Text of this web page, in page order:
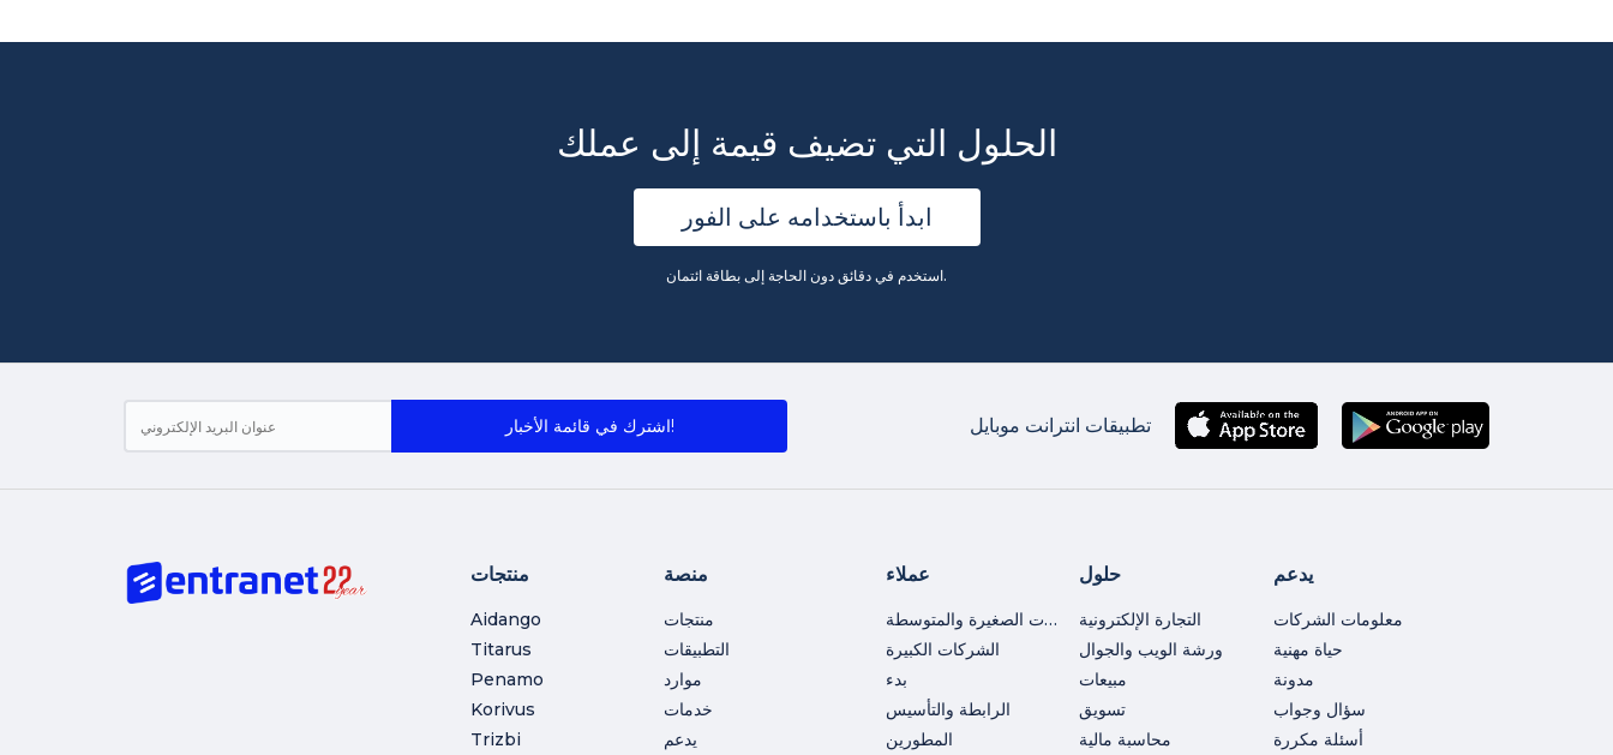
الحلول التي تضيف قيمة إلى عملك
ابدأ باستخدامه على الفور
استخدم في دقائق دون الحاجة إلى بطاقة ائتمان.
اشترك في قائمة الأخبار! تطبيقات انترانت موبايل
منتجات
Aidango
Titarus
Penamo
Korivus
Trizbi
منصة
منتجات
التطبيقات
موارد
خدمات
يدعم
عملاء
الشركات الصغيرة والمتوسطة
الشركات الكبيرة
بدء
الرابطة والتأسيس
المطورين
حلول
التجارة الإلكترونية
ورشة الويب والجوال
مبيعات
تسويق
محاسبة مالية
يدعم
معلومات الشركات
حياة مهنية
مدونة
سؤال وجواب
أسئلة مكررة